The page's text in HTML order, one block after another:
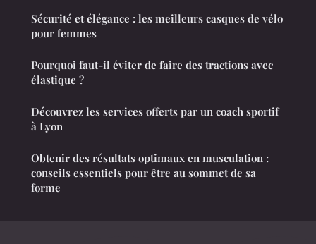
Sécurité et élégance : les meilleurs casques de vélo
pour femmes
Pourquoi faut-il éviter de faire des tractions avec
élastique ?
Découvrez les services offerts par un coach sportif
à Lyon
Obtenir des résultats optimaux en musculation :
conseils essentiels pour être au sommet de sa
forme